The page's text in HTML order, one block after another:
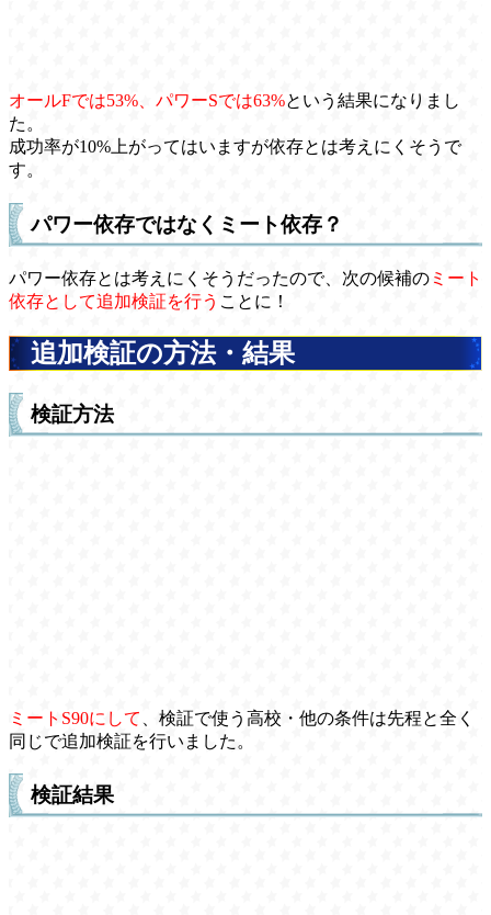
オールFでは53%、パワーSでは63%という結果になりまし
た。
成功率が10%上がってはいますが依存とは考えにくそうで
す。
パワー依存ではなくミート依存？
パワー依存とは考えにくそうだったので、次の候補の ミート
依存として追加検証を行う ことに！
追加検証の方法・結果
検証方法
ミートS90にして
、検証で使う高校・他の条件は先程と全く
同じで追加検証を行いました。
検証結果